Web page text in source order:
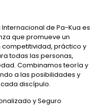
de Pa-Kua es
que promueve un
práctico y
todas las personas,
Combinamos teoría y
a las posibilidades y
discípulo.
y Seguro